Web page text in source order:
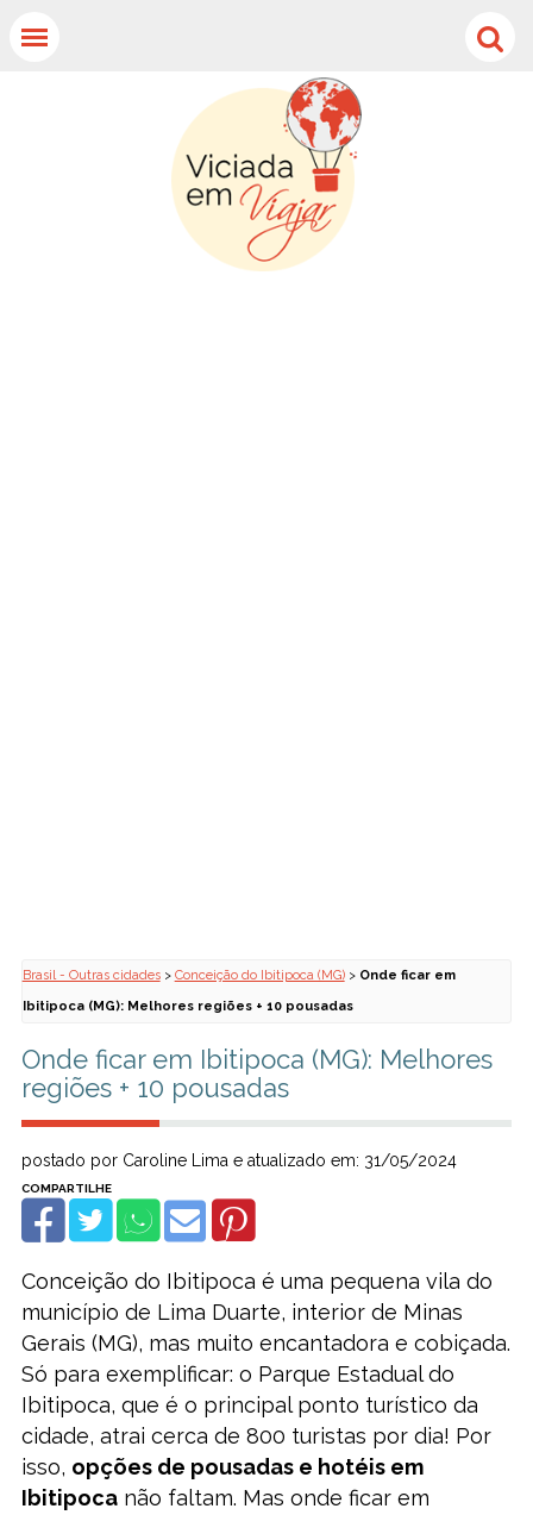
Brasil - Outras cidades> Conceição do Ibitipoca (MG)> Onde ficar em
Ibitipoca (MG): Melhores regiões + 10 pousadas
Onde ficar em Ibitipoca (MG): Melhores
regiões + 10 pousadas
postado por Caroline Lima e atualizado em: 31/05/2024
Conceição do Ibitipoca é uma pequena vila do
município de Lima Duarte, interior de Minas
Gerais (MG), mas muito encantadora e cobiçada.
Só para exemplificar: o Parque Estadual do
Ibitipoca, que é o principal ponto turístico da
cidade, atrai cerca de 800 turistas por dia! Por
isso, opções de pousadas e hotéis em
Ibitipocanão faltam. Mas onde ficar em